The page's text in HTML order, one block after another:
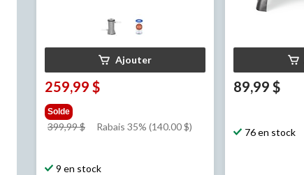
Ajouter
259,99 $
Solde
399,99 $
prixRabais 35% (140.00 $)
9 en stock
89,99 $
76 en stock